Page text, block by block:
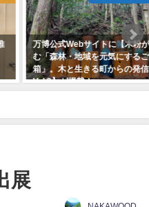
万博公式Webサイトに【木粉が生
む「森林・地域を元気にするごみ
箱」。木と生きる町からの発信
Vol.3】が掲載！
展